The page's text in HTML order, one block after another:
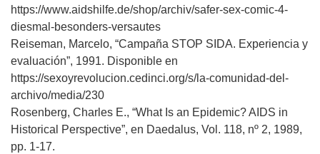
https://www.aidshilfe.de/shop/archiv/safer-sex-comic-4-
diesmal-besonders-versautes
Reiseman, Marcelo, “Campaña STOP SIDA. Experiencia y
evaluación”, 1991. Disponible en
https://sexoyrevolucion.cedinci.org/s/la-comunidad-del-
archivo/media/230
Rosenberg, Charles E., “What Is an Epidemic? AIDS in
Historical Perspective”, en Daedalus, Vol. 118, nº 2, 1989,
pp. 1-17.